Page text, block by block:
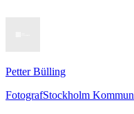
Petter Bülling
FotografStockholm Kommun